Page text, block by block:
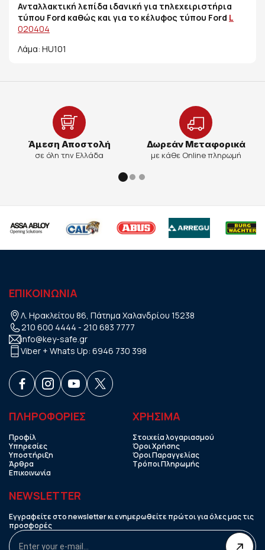
Ανταλλακτική λεπίδα ιδανική για τηλεχειριστήρια
τύπου Ford καθώς και για το κέλυφος τύπου Ford L
020404
Λάμα: HU101
Άμεση Αποστολή
σε όλη την Ελλάδα
Δωρεάν Μεταφορικά
με κάθε Online πληρωμή
ΕΠΙΚΟΙΝΩΝΙΑ
Λ. Ηρακλείτου 86, Πάτημα Χαλανδρίου 15238
210 600 4444 - 210 683 7777
info@key-safe.gr
Viber + Whats Up: 6946 730 398
ΠΛΗΡΟΦΟΡΙΕΣ
Προφίλ
Υπηρεσίες
Υποστήριξη
Άρθρα
Επικοινωνία
ΧΡHΣΙΜΑ
Στοιχεία λογαριασμού
Όροι Χρήσης
Όροι Παραγγελίας
Τρόποι Πληρωμής
NEWSLETTER
Εγγραφείτε στο newsletter κι ενημερωθείτε πρώτοι για όλες μας τις
προσφορές